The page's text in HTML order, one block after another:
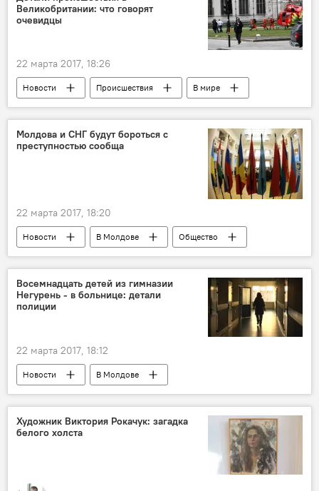
Великобритании: что говорят
очевидцы
22 марта 2017, 18:26
Новости Происшествия
В мире
Великобритания
происшествия
очевидцы
теракт теракт в Лондоне
Молдова и СНГ будут бороться с
преступностью сообща
22 марта 2017, 18:20
Новости В Молдове
Общество
Республика Молдова
борьба с терроризмом
Восемнадцать детей из гимназии
Негурень - в больнице: детали
полиции
22 марта 2017, 18:12
Новости
В Молдове
Происшествия
Республика Молдова
Теленешты
расследование
полиция
Художник Виктория Рокачук: загадка
белого холста